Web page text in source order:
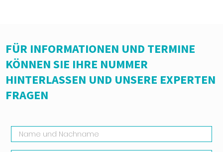
FÜR INFORMATIONEN UND TERMINE
KÖNNEN SIE IHRE NUMMER
HINTERLASSEN UND UNSERE EXPERTEN
FRAGEN